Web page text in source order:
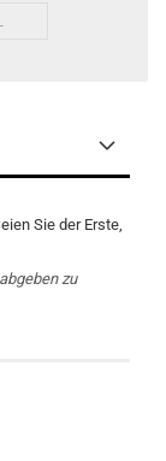
Sie der Erste,
zu